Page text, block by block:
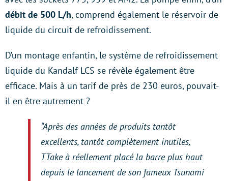
débit de 500 L/h, comprend également le réservoir de
liquide du circuit de refroidissement.
D’un montage enfantin, le système de refroidissement
liquide du Kandalf LCS se révèle également être
efficace. Mais à un tarif de près de 230 euros, pouvait-
il en être autrement ?
“Après des années de produits tantôt
excellents, tantôt complètement inutiles,
TTake à réellement placé la barre plus haut
depuis le lancement de son fameux Tsunami